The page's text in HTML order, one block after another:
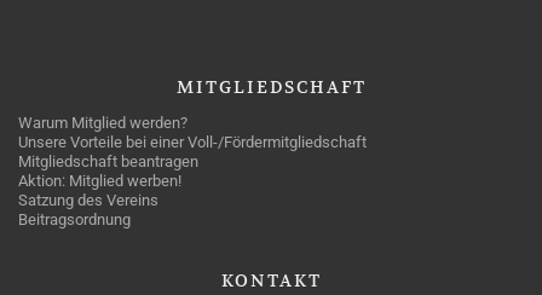
MITGLIEDSCHAFT
Warum Mitglied werden?
Unsere Vorteile bei einer Voll-/Fördermitgliedschaft
Mitgliedschaft beantragen
Aktion: Mitglied werben!
Satzung des Vereins
Beitragsordnung
KONTAKT